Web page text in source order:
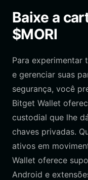
Baixe a
$MORI
Para experimentar
e gerenciar suas
segurança, você
Bitget Wallet
custodial que lhe
chaves privadas.
ativos em
Wallet oferece
Android e